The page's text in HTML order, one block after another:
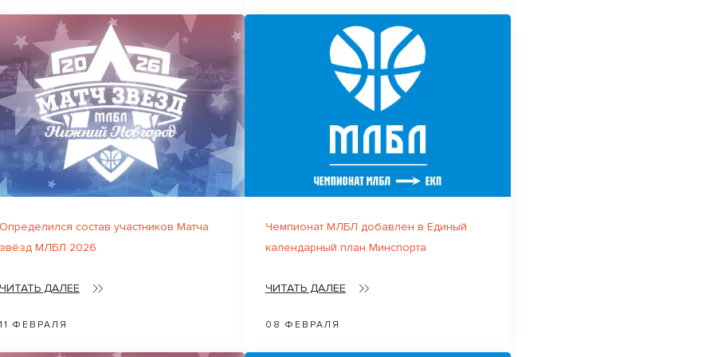
состав участников Матча
МЛБЛ 2026
ДАЛЕЕ
ФЕВРАЛЯ
Чемпионат МЛБЛ добавлен в Единый
календарный план Минспорта
ЧИТАТЬ ДАЛЕЕ
08 ФЕВРАЛЯ